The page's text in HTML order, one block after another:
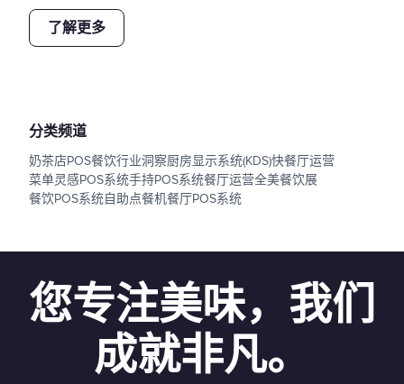
了解更多
分类频道
奶茶店POS餐饮行业洞察厨房显示系统(KDS)快餐厅运营
菜单灵感POS系统手持POS系统餐厅运营全美餐饮展
餐饮POS系统自助点餐机餐厅POS系统
您专注美味，我们
成就非凡。